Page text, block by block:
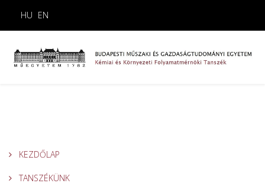
HU EN
KEZDŐLAP
TANSZÉKÜNK